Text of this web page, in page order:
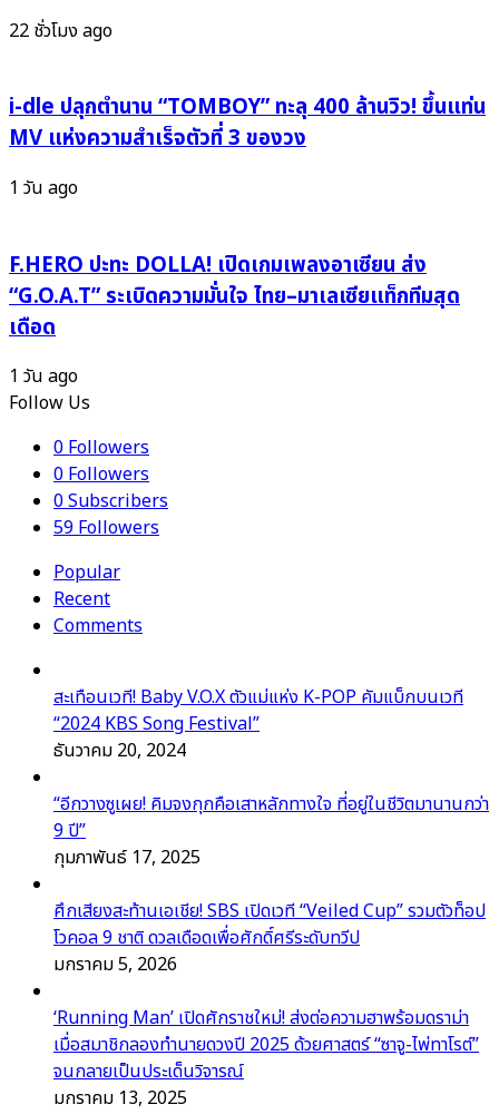
JAPAN
2026
กลาง
เซ็นทรัล
เวิลด์
22 ชั่วโมง ago
i-dle ปลุกตำนาน “TOMBOY” ทะลุ 400 ล้านวิว! ขึ้นแท่น
MV แห่งความสำเร็จตัวที่ 3 ของวง
1 วัน ago
F.HERO ปะทะ DOLLA! เปิดเกมเพลงอาเซียน ส่ง
“G.O.A.T” ระเบิดความมั่นใจ ไทย–มาเลเซียแท็กทีมสุด
เดือด
1 วัน ago
Follow Us
0Followers
0Followers
0Subscribers
59Followers
Popular
Recent
Comments
สะเทือนเวที! Baby V.O.X ตัวแม่แห่ง K-POP คัมแบ็กบนเวที
“2024 KBS Song Festival”
ธันวาคม 20, 2024
“อีกวางซูเผย! คิมจงกุกคือเสาหลักทางใจ ที่อยู่ในชีวิตมานานกว่า
9 ปี”
กุมภาพันธ์ 17, 2025
ศึกเสียงสะท้านเอเชีย! SBS เปิดเวที “Veiled Cup” รวมตัวท็อป
โวคอล 9 ชาติ ดวลเดือดเพื่อศักดิ์ศรีระดับทวีป
มกราคม 5, 2026
‘Running Man’ เปิดศักราชใหม่! ส่งต่อความฮาพร้อมดราม่า
เมื่อสมาชิกลองทำนายดวงปี 2025 ด้วยศาสตร์ “ซาจู-ไพ่ทาโรต์”
จนกลายเป็นประเด็นวิจารณ์
มกราคม 13, 2025